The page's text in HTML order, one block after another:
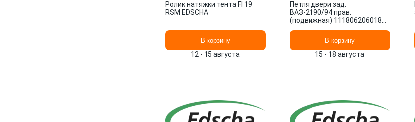
Ролик натяжки тента FI 19
RSM EDSCHA
В корзину
12 - 15 августа
Петля двери зад.
ВАЗ-2190/94 прав.
(подвижная) 11180620601830
В корзину
15 - 18 августа